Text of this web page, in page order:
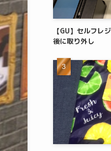
【GU】セルフレ
後に取り外し